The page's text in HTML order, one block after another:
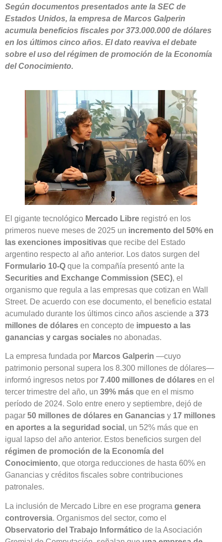
Según documentos presentados ante la SEC de
Estados Unidos, la empresa de Marcos Galperin
acumula beneficios fiscales por 373.000.000 de dólares
en los últimos cinco años. El dato reaviva el debate
sobre el uso del régimen de promoción de la Economía
del Conocimiento.
El gigante tecnológico Mercado Libre registró en los
primeros nueve meses de 2025 un incremento del 50% en
las exenciones impositivas que recibe del Estado
argentino respecto al año anterior. Los datos surgen del
Formulario 10-Q que la compañía presentó ante la
Securities and Exchange Commission (SEC), el
organismo que regula a las empresas que cotizan en Wall
Street. De acuerdo con ese documento, el beneficio estatal
acumulado durante los últimos cinco años asciende a 373
millones de dólares en concepto de impuesto a las
ganancias y cargas sociales no abonadas.
La empresa fundada por Marcos Galperin —cuyo
patrimonio personal supera los 8.300 millones de dólares—
informó ingresos netos por 7.400 millones de dólares en el
tercer trimestre del año, un 39% más que en el mismo
período de 2024. Solo entre enero y septiembre, dejó de
pagar 50 millones de dólares en Ganancias y 17 millones
en aportes a la seguridad social , un 52% más que en
igual lapso del año anterior. Estos beneficios surgen del
régimen de promoción de la Economía del
Conocimiento, que otorga reducciones de hasta 60% en
Ganancias y créditos fiscales sobre contribuciones
patronales.
La inclusión de Mercado Libre en ese programa genera
controversia. Organismos del sector, como el
Observatorio del Trabajo Informático de la Asociación